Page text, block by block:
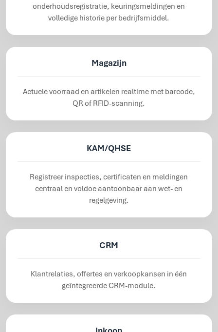
onderhoudsregistratie, keuringsmeldingen en
volledige historie per bedrijfsmiddel.
Magazijn
Actuele voorraad en artikelen realtime met barcode,
QR of RFID-scanning.
KAM/QHSE
Registreer inspecties, certificaten en meldingen
centraal en voldoe aantoonbaar aan wet- en
regelgeving.
CRM
Klantrelaties, offertes en verkoopkansen in één
geïntegreerde CRM-module.